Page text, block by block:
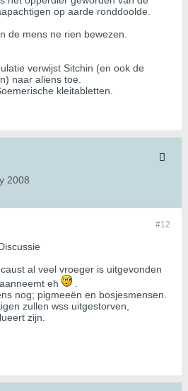
op aarde ronddoolde.
de mens ne rien bewezen.
verwijst Sitchin (en ook de
naar aliens toe.
kleitabletten.
2008
#12
al veel vroeger is uitgevonden
eh
nog; pigmeeën en bosjesmensen.
zullen wss uitgestorven,
zijn.